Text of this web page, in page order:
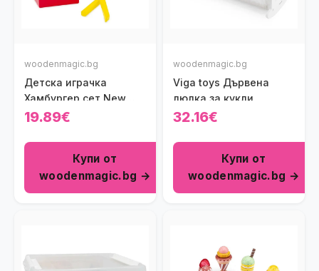
woodenmagic.bg
Детска играчка
Хамбургер сет New
Classic Toys
19.89€
Купи от
woodenmagic.bg →
woodenmagic.bg
Viga toys Дървена
люлка за кукли
32.16€
Купи от
woodenmagic.bg →